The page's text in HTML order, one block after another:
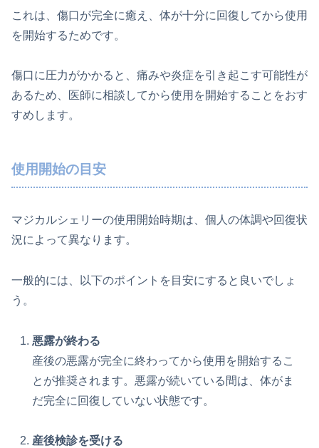
これは、傷口が完全に癒え、体が十分に回復してから使用
を開始するためです。
傷口に圧力がかかると、痛みや炎症を引き起こす可能性が
あるため、医師に相談してから使用を開始することをおす
すめします。
使用開始の目安
マジカルシェリーの使用開始時期は、個人の体調や回復状
況によって異なります。
一般的には、以下のポイントを目安にすると良いでしょ
う。
悪露が終わる
産後の悪露が完全に終わってから使用を開始するこ
とが推奨されます。悪露が続いている間は、体がま
だ完全に回復していない状態です。
産後検診を受ける